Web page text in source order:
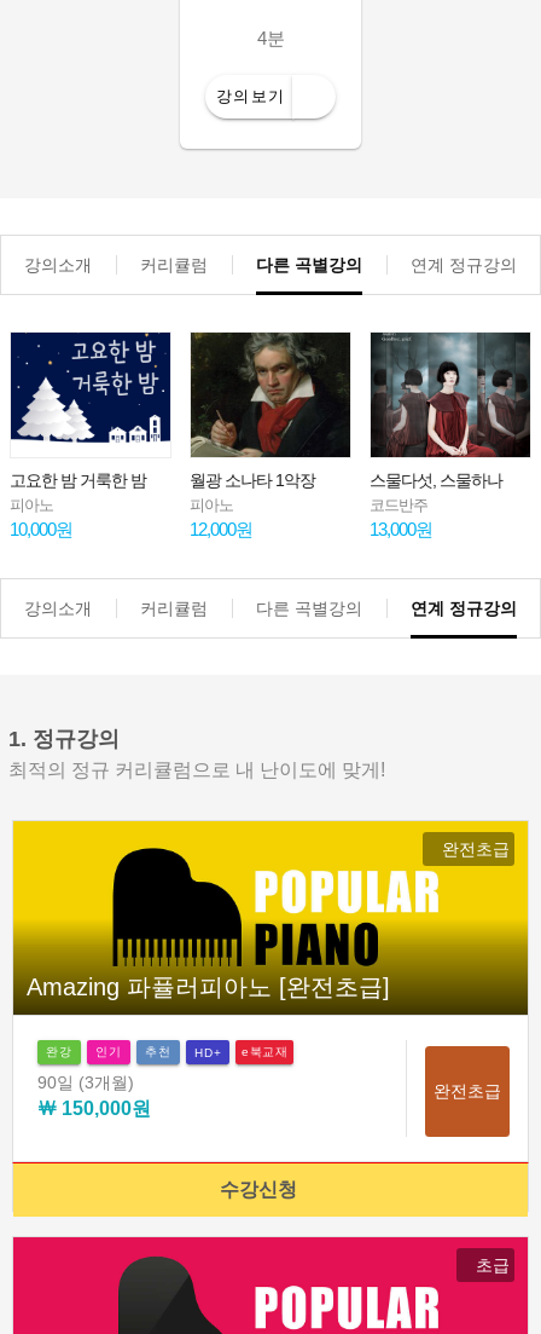
4분
강의보기
강의소개 커리큘럼 다른 곡별강의 연계 정규강의
고요한 밤 거룩한 밤
피아노
10,000원
월광 소나타 1악장
피아노
12,000원
스물다섯, 스물하나
코드반주
13,000원
강의소개 커리큘럼 다른 곡별강의 연계 정규강의
1. 정규강의
최적의 정규 커리큘럼으로 내 난이도에 맞게!
완전초급
Amazing 파퓰러피아노 [완전초급]
완강 인기 추천 HD+ e북교재
90일 (3개월)
￦ 150,000원
완전초급
수강신청
초급